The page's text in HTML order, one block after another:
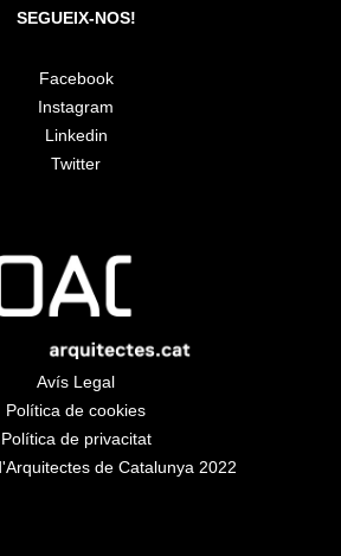
SEGUEIX-NOS!
Facebook
Instagram
Linkedin
Twitter
Avís Legal
Política de cookies
Política de privacitat
de Catalunya 2022